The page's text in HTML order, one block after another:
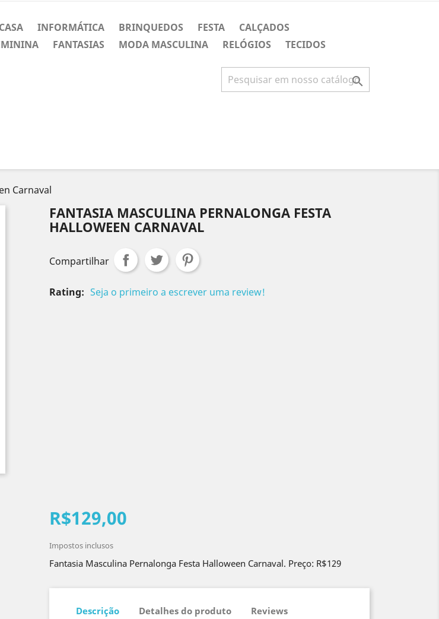
CASA INFORMÁTICA BRINQUEDOS FESTA
CALÇADOS
FANTASIAS MODA MASCULINA RELÓGIOS TECIDOS

Carnaval
FANTASIA MASCULINA PERNALONGA FESTA
HALLOWEEN CARNAVAL
Compartilhar
Rating: Seja o primeiro a escrever uma review!
R$129,00
Impostos inclusos
Fantasia Masculina Pernalonga Festa Halloween Carnaval. Preço: R$129
Descrição Detalhes do produto Reviews